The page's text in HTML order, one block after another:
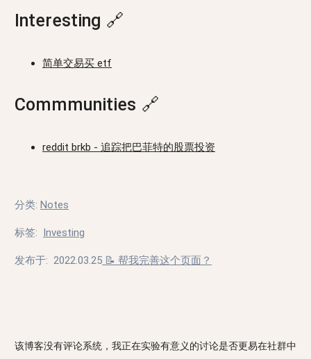
Interesting 🔗
简单交易买 etf
Commmunities 🔗
reddit brkb - 追踪把巴菲特的股票投资
分类: Notes
标签: Investing
发布于: 2022.03.25 📝 帮我完善这个页面？
该博客没有评论系统，我正在实验有意义的讨论是否更易在社群中